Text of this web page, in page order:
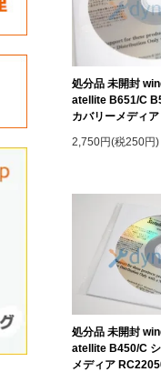
処分品 未開封
atellite B651/C
カバリーメディ
2,750円(税250円)
処分品 未開封
atellite B450/C
メディア